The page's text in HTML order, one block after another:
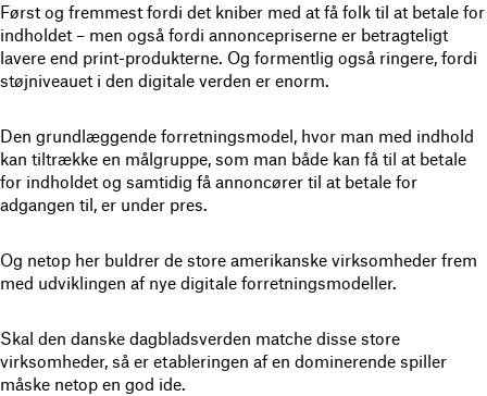
Først og fremmest fordi det kniber med at få folk til at betale for
indholdet – men også fordi annoncepriserne er betragteligt
lavere end print-produkterne. Og formentlig også ringere, fordi
støjniveauet i den digitale verden er enorm.
Den grundlæggende forretningsmodel, hvor man med indhold
kan tiltrække en målgruppe, som man både kan få til at betale
for indholdet og samtidig få annoncører til at betale for
adgangen til, er under pres.
Og netop her buldrer de store amerikanske virksomheder frem
med udviklingen af nye digitale forretningsmodeller.
Skal den danske dagbladsverden matche disse store
virksomheder, så er etableringen af en dominerende spiller
måske netop en god ide.